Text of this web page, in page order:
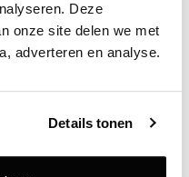
Deze
onze site delen we met
adverteren en analyse.
Details tonen